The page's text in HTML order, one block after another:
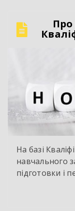
Про
На базі
навчального
підготовки і
оцінювання і